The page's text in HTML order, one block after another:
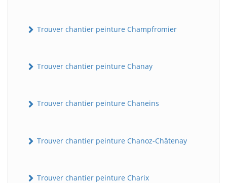
Trouver chantier peinture Champfromier
Trouver chantier peinture Chanay
Trouver chantier peinture Chaneins
Trouver chantier peinture Chanoz-Châtenay
Trouver chantier peinture Charix